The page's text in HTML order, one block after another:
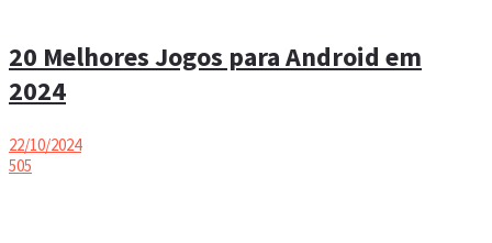
20 Melhores Jogos para Android em
2024
22/10/2024
505